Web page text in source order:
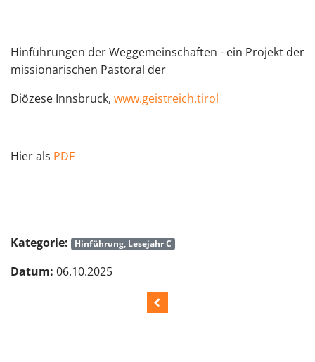
Hinführungen der Weggemeinschaften - ein Projekt der
missionarischen Pastoral der
Diözese Innsbruck, www.geistreich.tirol
Hier als PDF
Kategorie: Hinführung, Lesejahr C
Datum: 06.10.2025